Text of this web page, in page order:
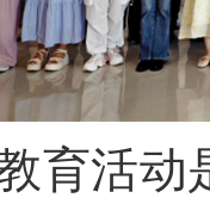
育活动